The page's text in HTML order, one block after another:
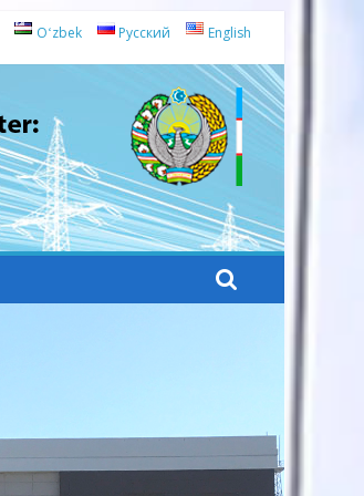
Oʻzbek Русский English